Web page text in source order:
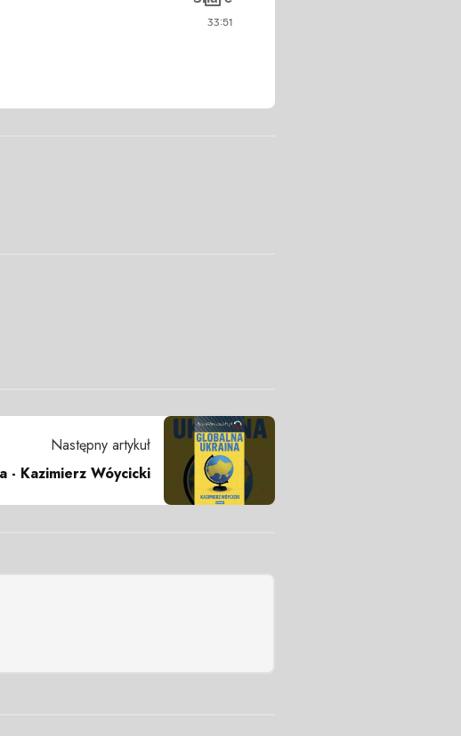
Następny artykuł
- Kazimierz Wóycicki